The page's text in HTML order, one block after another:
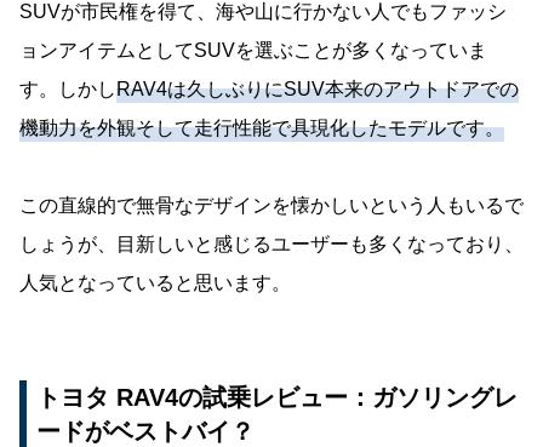
SUVが市民権を得て、海や山に行かない人でもファッシ
ョンアイテムとしてSUVを選ぶことが多くなっていま
す。しかしRAV4は久しぶりにSUV本来のアウトドアでの
機動力を外観そして走行性能で具現化したモデルです。
この直線的で無骨なデザインを懐かしいという人もいるで
しょうが、目新しいと感じるユーザーも多くなっており、
人気となっていると思います。
トヨタ RAV4の試乗レビュー：ガソリングレ
ードがベストバイ？